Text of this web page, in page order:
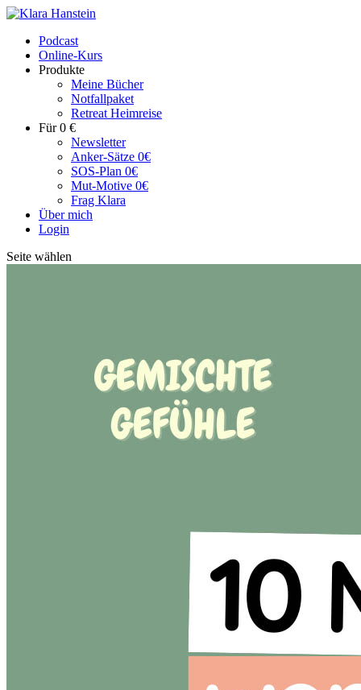
Podcast
Online-Kurs
Produkte
Meine Bücher
Notfallpaket
Retreat Heimreise
Für 0 €
Newsletter
Anker-Sätze 0€
SOS-Plan 0€
Mut-Motive 0€
Frag Klara
Über mich
Login
Seite wählen